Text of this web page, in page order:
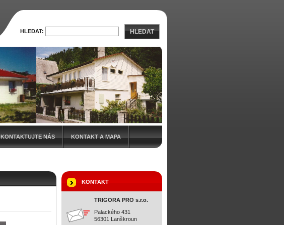
KONTAKTUJTE NÁS KONTAKT A MAPA
KONTAKT
TRIGORA PRO s.r.o.
Palackého 431
56301 Lanškroun
HLEDAT: HLEDAT